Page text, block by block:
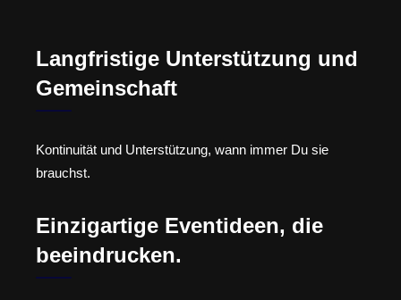
Langfristige Unterstützung und
Gemeinschaft
Kontinuität und Unterstützung, wann immer Du sie
brauchst.
Einzigartige Eventideen, die
beeindrucken.